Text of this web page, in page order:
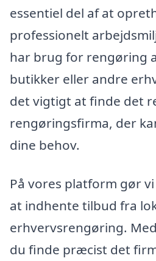
essentiel del af at
professionelt
har brug for rengøring
butikker eller andre
det vigtigt at finde det
rengøringsfirma, der
dine behov.
På vores platform gør
at indhente tilbud fra
erhvervsrengøring.
du finde præcist det